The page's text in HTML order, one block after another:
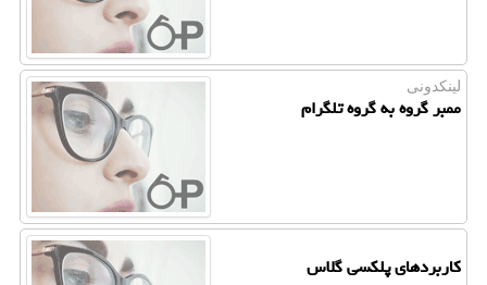
لینکدونی
ممبر گروه به گروه تلگرام
كاربردهای پلكسی گلاس